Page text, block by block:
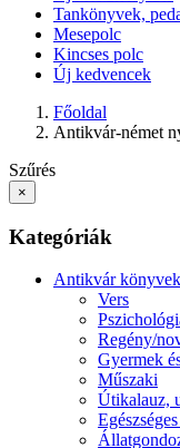
Tankönyvek,
Mesepolc
Kincses polc
Új kedvencek
Főoldal
Antikvár-német
Szűrés
×
Kategóriák
Antikvár könyvek
Vers
Regény/
Gyermek
Műszaki
Útikalauz,